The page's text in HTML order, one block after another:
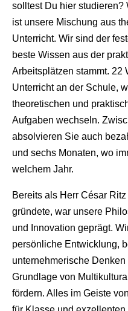
solltest Du hier studieren?
ist unsere Mischung aus
Unterricht. Wir sind der
beste Wissen aus der
Arbeitsplätzen stammt. 22
Unterricht an der Schule,
theoretischen und
Aufgaben wechseln.
absolvieren Sie auch
und sechs Monaten, wo
welchem Jahr.
Bereits als Herr César
gründete, war unsere
und Innovation geprägt.
persönliche Entwicklung,
unternehmerische
Grundlage von
fördern. Alles im Geiste